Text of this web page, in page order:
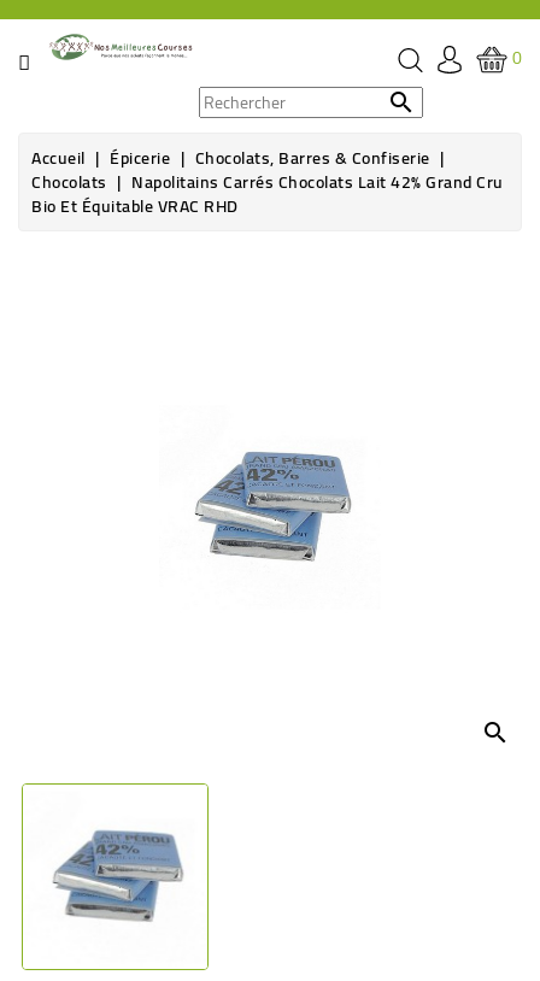
CATÉGORIE
ÉPICERIE
0

Accueil Épicerie Chocolats, Barres & Confiserie
Chocolats Napolitains Carrés Chocolats Lait 42% Grand Cru
Bio Et Équitable VRAC RHD
search